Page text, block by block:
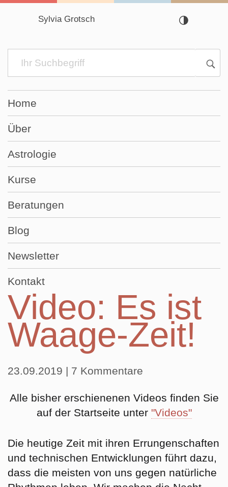
Sylvia Grotsch
Navigation
überspringen
Home
Über
Astrologie
Kurse
Beratungen
Blog
Newsletter
Kontakt
Video: Es ist
Waage-Zeit!
23.09.2019 | 7 Kommentare
Alle bisher erschienenen Videos finden Sie
auf der Startseite unter "Videos"
Die heutige Zeit mit ihren Errungenschaften
und technischen Entwicklungen führt dazu,
dass die meisten von uns gegen natürliche